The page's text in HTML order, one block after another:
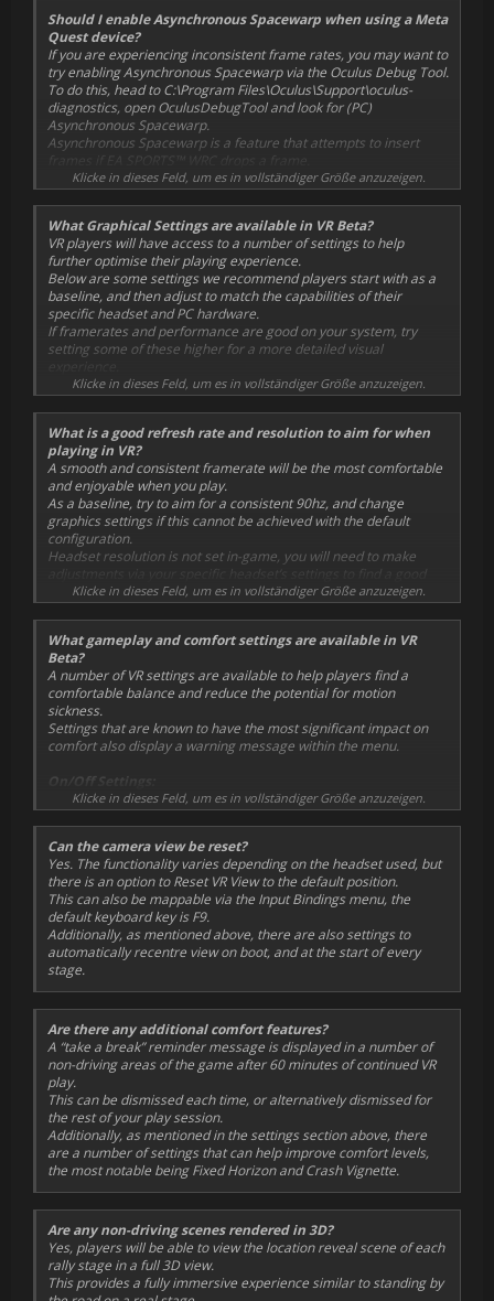
Should I enable Asynchronous Spacewarp when using a Meta
Quest device?
If you are experiencing inconsistent frame rates, you may want to
try enabling Asynchronous Spacewarp via the Oculus Debug Tool.
To do this, head to C:\Program Files\Oculus\Support\oculus-
diagnostics, open OculusDebugTool and look for (PC)
Asynchronous Spacewarp.
Asynchronous Spacewarp is a feature that attempts to insert
frames if EA SPORTS™ WRC drops a frame.
This causes an impact to overall FPS however it ensures a
smoother, more consistent experience, albeit at a lower
assets to take on a corrupted appearance.
Klicke in dieses Feld, um es in vollständiger Größe anzuzeigen.
What Graphical Settings are available in VR Beta?
VR players will have access to a number of settings to help
further optimise their playing experience.
Below are some settings we recommend players start with as a
baseline, and then adjust to match the capabilities of their
specific headset and PC hardware.
If framerates and performance are good on your system, try
setting some of these higher for a more detailed visual
Depending on your hardware, some Basic Graphics settings may
not be adjustable when playing the game in VR.
Motion Blur setting is also mirrored in the Accessibility menu, the
setting applied in either location affects both.
Basic Graphics:
Resolution: Varies based on headset used
Display Mode: Matches the player’s non-VR mode
preference (Windowed etc.), to be applied to the PC
monitor feed outside of the headset
Anti-Aliasing Quality: Low
VSync: On
Anisotropic Filtering: x4
Main Menu Framerate: Off
Upscaler: Off
Advanced Graphics:
Shadows: Low
Fog: Off
Particles: Low
Weather: Low
Crowd: Ultra Low
Ground Cover: Ultra Low
Trees: Low
Dynamic Objects: Low
Car Reflections: Ultra Low
Post-Process Quality: Ultra Low
Mirrors: Off
Skidmarks: Off
Track: Low
Textures: Low
Motion Blur: Off
Klicke in dieses Feld, um es in vollständiger Größe anzuzeigen.
What is a good refresh rate and resolution to aim for when
playing in VR?
A smooth and consistent framerate will be the most comfortable
and enjoyable when you play.
As a baseline, try to aim for a consistent 90hz, and change
graphics settings if this cannot be achieved with the default
configuration.
Headset resolution is not set in-game, you will need to make
adjustments via your specific headset’s settings to find a good
balance between visual fidelity and performance.
Resolution settings in-game affect the 2D display on your PC
monitor. Reducing the 2D monitor’s resolution via in-game
settings may result in slightly improved headset performance.
Klicke in dieses Feld, um es in vollständiger Größe anzuzeigen.
What gameplay and comfort settings are available in VR
Beta?
A number of VR settings are available to help players find a
comfortable balance and reduce the potential for motion
sickness.
Settings that are known to have the most significant impact on
comfort also display a warning message within the menu.
On/Off Settings:
3D Location Reveal:
This sets whether the location reveal is presented in full 3D
or displayed on the virtual monitor.
Recentre View on Boot:
This sets whether the headset view is automatically re-
centred when VR mode is first engaged
Recentre View on Stage Start:
This sets whether the headset view is automatically re-
centred before the stage countdown begins.
This sets whether the driver's body can be seen whilst
racing in the driver's eye camera viewpoint.
All Driving Views:
This sets whether the camera can be changed to a view
other than the driver's eye viewpoint.
Toggle Car in Bonnet View:
This sets whether the car model is visible when driving in
bonnet view. 'All Driving Views' must also be set to 'On' to
make this camera available.
Fixed Horizon:
This sets whether, when driving, the view of the world
remains fixed and level, or whether it rotates with the
This sets whether the camera orientation can be affected
by any other means than moving the headset.
Toggle Look Back:
This sets whether the option to look backwards, while
Klicke in dieses Feld, um es in vollständiger Größe anzuzeigen.
Can the camera view be reset?
Yes. The functionality varies depending on the headset used, but
there is an option to Reset VR View to the default position.
This can also be mappable via the Input Bindings menu, the
default keyboard key is F9.
Additionally, as mentioned above, there are also settings to
automatically recentre view on boot, and at the start of every
stage.
Are there any additional comfort features?
A “take a break” reminder message is displayed in a number of
non-driving areas of the game after 60 minutes of continued VR
play.
This can be dismissed each time, or alternatively dismissed for
the rest of your play session.
Additionally, as mentioned in the settings section above, there
are a number of settings that can help improve comfort levels,
the most notable being Fixed Horizon and Crash Vignette.
Are any non-driving scenes rendered in 3D?
Yes, players will be able to view the location reveal scene of each
rally stage in a full 3D view.
This provides a fully immersive experience similar to standing by